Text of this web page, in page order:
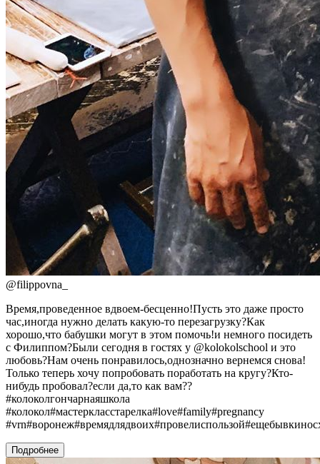
@filippovna_
Время,проведенное вдвоем-бесценно!Пусть это даже просто
час,иногда нужно делать какую-то перезагрузку?Как
хорошо,что бабушки могут в этом помочь!и немного посидеть
с Филиппом?Были сегодня в гостях у @kolokolschool и это
любовь?Нам очень понравилось,однозначно вернемся снова!
Только теперь хочу попробовать поработать на кругу?Кто-
нибудь пробовал?если да,то как вам??
#колоколгончарнаяшкола
#колокол#мастеркласстарелка#love#family#pregnancy
Подробнее